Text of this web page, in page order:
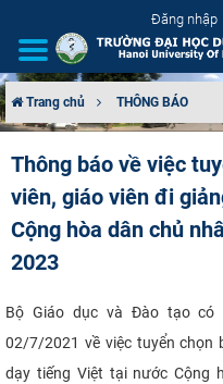
Đăng nhập
CƠ CẤU TỔ CHỨC
TUYỂN SINH
ĐÀO TẠO
ĐẢM BẢO CHẤT
Trang chủ THÔNG BÁO
Thông báo về việc
viên, giáo viên đi
Cộng hòa dân chủ
2023
​Bộ Giáo dục và Đào tạo có
02/7/2021 về việc tuyển chọn
dạy tiếng Việt tại nước Cộng